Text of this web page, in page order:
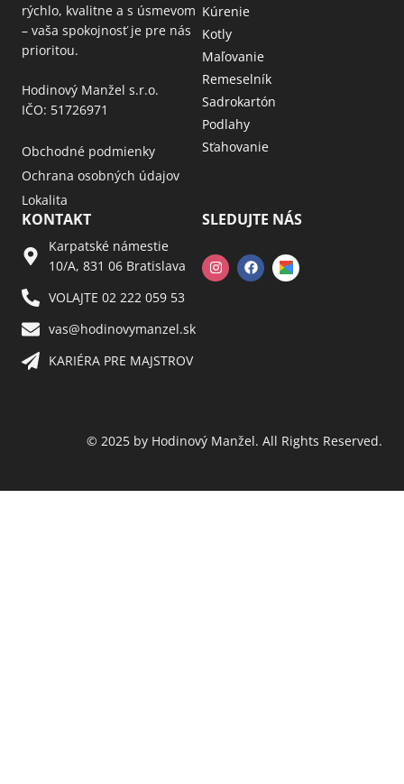
rýchlo, kvalitne a s úsmevom
– vaša spokojnosť je pre nás
prioritou.
Hodinový Manžel s.r.o.
IČO: 51726971
Obchodné podmienky
Ochrana osobných údajov
Lokalita
Kúrenie
Kotly
Maľovanie
Remeselník
Sadrokartón
Podlahy
Sťahovanie
KONTAKT
Karpatské námestie
10/A, 831 06 Bratislava
VOLAJTE 02 222 059 53​
vas@hodinovymanzel.sk​
KARIÉRA PRE MAJSTROV​
SLEDUJTE NÁS
© 2025 by Hodinový Manžel. All Rights Reserved.